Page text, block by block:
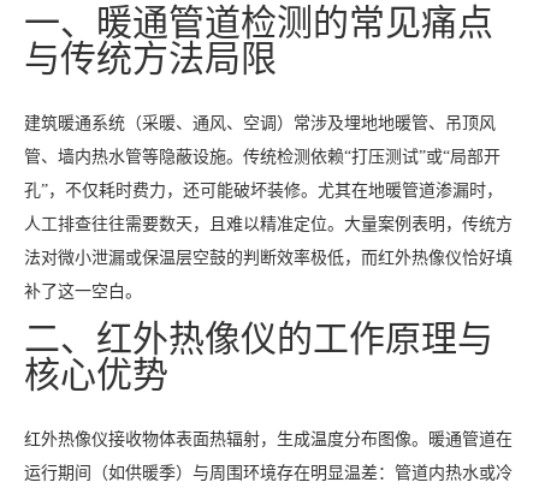
一、暖通管道检测的常见痛点
与传统方法局限
建筑暖通系统（采暖、通风、空调）常涉及埋地地暖管、吊顶风
管、墙内热水管等隐蔽设施。传统检测依赖“打压测试”或“局部开
孔”，不仅耗时费力，还可能破坏装修。尤其在地暖管道渗漏时，
人工排查往往需要数天，且难以精准定位。大量案例表明，传统方
法对微小泄漏或保温层空鼓的判断效率极低，而红外热像仪恰好填
补了这一空白。
二、红外热像仪的工作原理与
核心优势
红外热像仪接收物体表面热辐射，生成温度分布图像。暖通管道在
运行期间（如供暖季）与周围环境存在明显温差：管道内热水或冷